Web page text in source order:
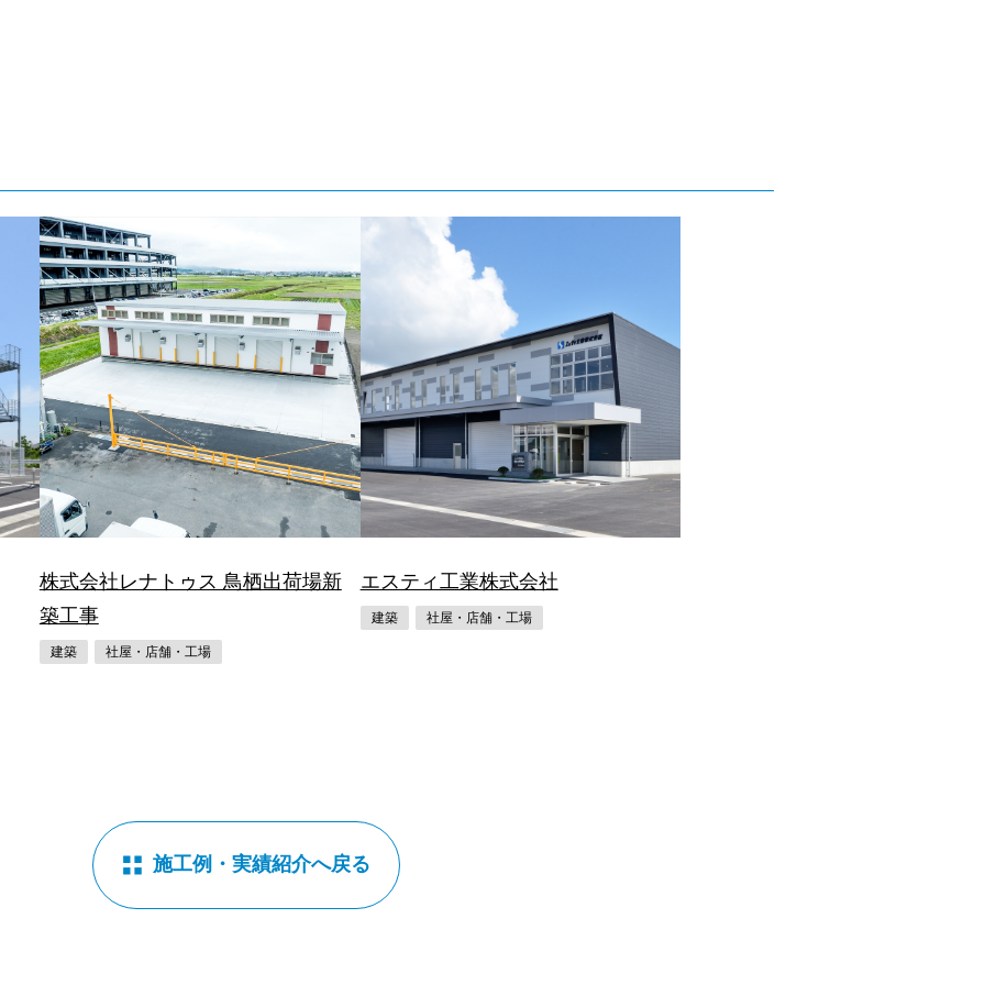
株式会社レナトゥス 鳥栖出荷場新
築工事
建築 社屋・店舗・工場
エスティ工業株式会社
建築 社屋・店舗・工場
施工例・実績紹介へ戻る